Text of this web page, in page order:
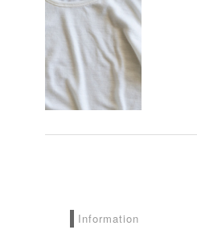
Information